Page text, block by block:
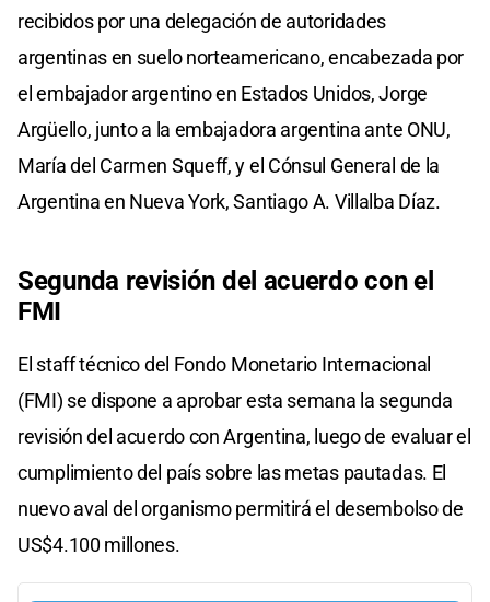
recibidos por una delegación de autoridades
argentinas en suelo norteamericano, encabezada por
el embajador argentino en Estados Unidos, Jorge
Argüello, junto a la embajadora argentina ante ONU,
María del Carmen Squeff, y el Cónsul General de la
Argentina en Nueva York, Santiago A. Villalba Díaz.
Segunda revisión del acuerdo con el
FMI
El staff técnico del Fondo Monetario Internacional
(FMI) se dispone a aprobar esta semana la segunda
revisión del acuerdo con Argentina, luego de evaluar el
cumplimiento del país sobre las metas pautadas. El
nuevo aval del organismo permitirá el desembolso de
US$4.100 millones.